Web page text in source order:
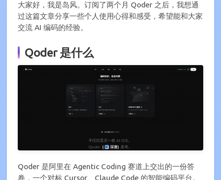
大家好，我是岛风。订阅了两个月 Qoder 之后，我想通
过这篇文章分享一些个人使用心得和感受，希望能和大家
交流 AI 编码的经验。
Qoder 是什么
Qoder 是阿里在 Agentic Coding 赛道上交出的一份答
卷，一个对标 Cursor、Claude Code 的智能编码平台。